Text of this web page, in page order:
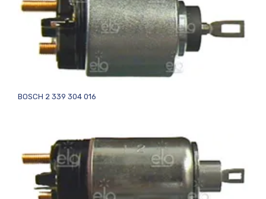
BOSCH 2 339 304 016